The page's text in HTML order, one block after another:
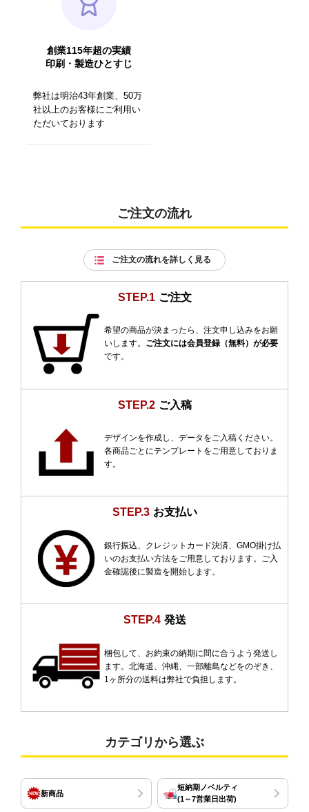
創業115年超の実績
印刷・製造ひとすじ
弊社は明治43年創業、50万
社以上のお客様にご利用い
ただいております
ご注文の流れ
ご注文の流れを詳しく見る
STEP.1 ご注文
希望の商品が決まったら、注文申し込みをお願
いします。 ご注文には会員登録（無料）が必要
です。
STEP.2 ご入稿
デザインを作成し、データをご入稿ください。
各商品ごとにテンプレートをご用意しておりま
す。
STEP.3 お支払い
銀行振込、クレジットカード決済、GMO掛け払
いのお支払い方法をご用意しております。ご入
金確認後に製造を開始します。
STEP.4 発送
梱包して、お約束の納期に間に合うよう発送し
ます。北海道、沖縄、一部離島などをのぞき、
1ヶ所分の送料は弊社で負担します。
カテゴリから選ぶ
新商品
短納期ノベルティ
(1～7営業日出荷)